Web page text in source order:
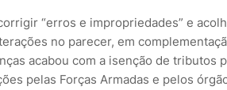
“erros e impropriedades” e
no parecer, em
acabou com a isenção de tributos
pelas Forças Armadas e pelos